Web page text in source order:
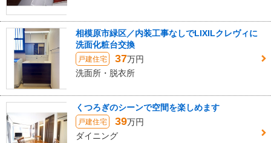
相模原市緑区／内装工事なしでLIXILクレヴィに
洗面化粧台交換
戸建住宅 37万円
洗面所・脱衣所
くつろぎのシーンで空間を楽しめます
戸建住宅 39万円
ダイニング